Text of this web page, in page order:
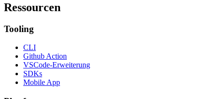
Ressourcen
Tooling
CLI
Github Action
VSCode-Erweiterung
SDKs
Mobile App